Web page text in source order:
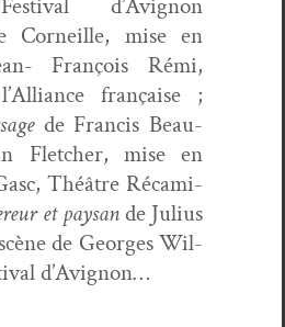
d’Av­i­gnon
Corneille, mise en
François Rémi,
française ;
de Fran­cis Beau­
Fletch­er, mise en
Théâtre Récami­
et paysande Julius
de Georges Wil­
d’Avignon…